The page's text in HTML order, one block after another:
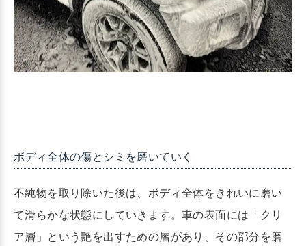
ボディ全体の傷とシミを磨いていく
不純物を取り除いた後は、ボディ全体をきれいに磨い
て滑らかな状態にしていきます。車の表面には「クリ
ア層」という艶を出すための層があり、その部分を磨